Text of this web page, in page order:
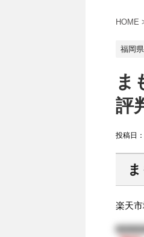
HOME
福岡県
ま
評
投稿日：
楽天